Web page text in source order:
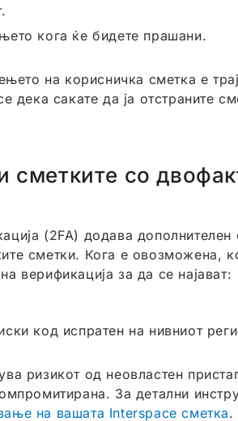
кога ќе бидете прашани.
на корисничка сметка е
дека сакате да ја отстраните
сметките со
(2FA) додава дополнителен
сметки. Кога е овозможена,
верификација за да се најават:
код испратен на нивниот
ризикот од неовластен
За детални
на вашата Interspace сметка.